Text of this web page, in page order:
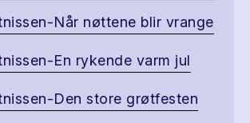
Når nøttene blir vrange
En rykende varm jul
Den store grøtfesten